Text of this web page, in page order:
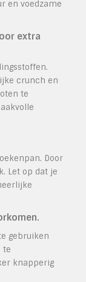
en voedzame
extra
crunch en
te
Door
Let op dat je
gebruiken
te
knapperig